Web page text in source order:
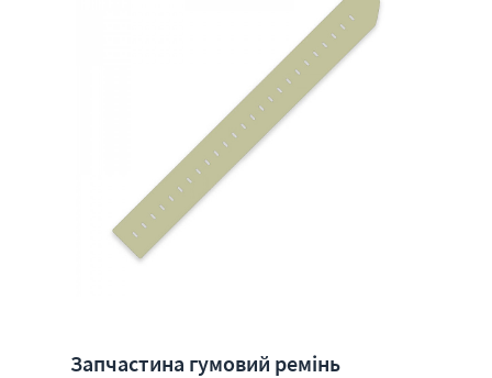
Запчастина гумовий ремінь